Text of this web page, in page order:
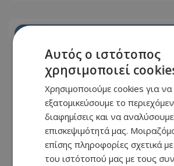
Αυτός ο ιστότοπος
χρησιμοποιεί
Χρησιμοποιούμε cookies για να
εξατομικεύσουμε το
διαφημίσεις και να
επισκεψιμότητά μας.
επίσης πληροφορίες σχετικά
του ιστότοπού μας με τους